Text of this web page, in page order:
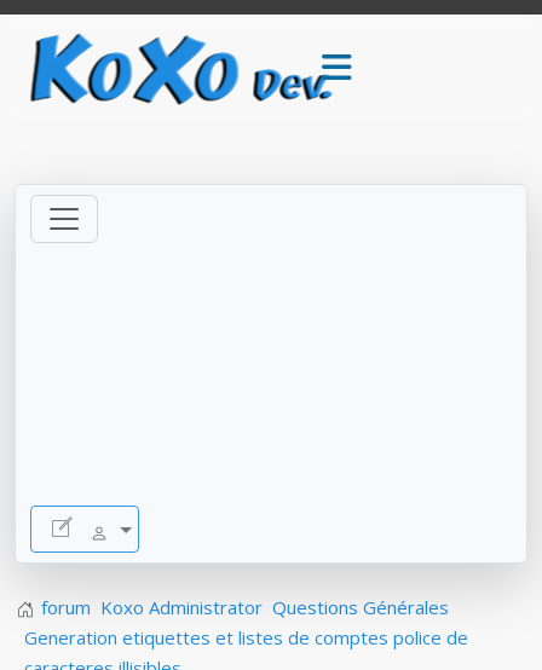
forum Koxo Administrator Questions Générales
Generation etiquettes et listes de comptes police de